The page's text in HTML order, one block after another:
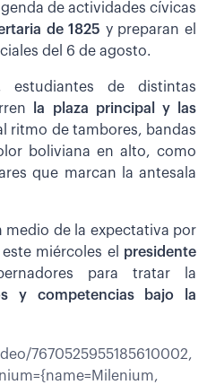
de actividades cívicas
de 1825 y preparan el
del 6 de agosto.
estudiantes de distintas
la plaza principal y las
ritmo de tambores, bandas
boliviana en alto, como
que marcan la antesala
medio de la expectativa por
miércoles el presidente
para tratar la
y competencias bajo la
7670525955185610002,